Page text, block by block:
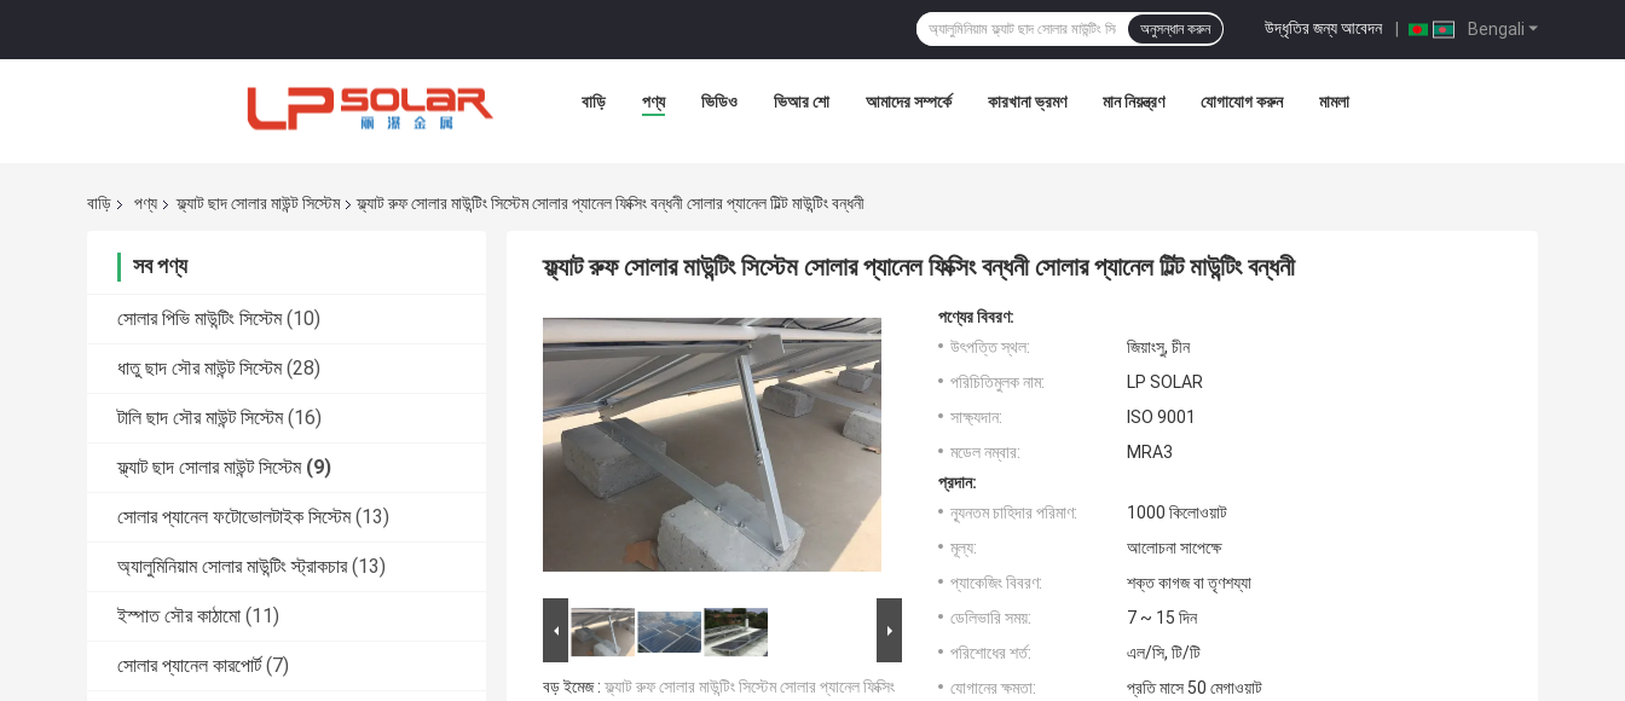
Bengali
উদ্ধৃতির জন্য আবেদন |
অনুসন্ধান করুন
বাড়ি পণ্য ভিডিও ভিআর শো আমাদের সম্পর্কে কারখানা ভ্রমণ মান নিয়ন্ত্রণ যোগাযোগ করুন মামলা
বাড়ি পণ্য ফ্ল্যাট ছাদ সোলার মাউন্ট সিস্টেম ফ্ল্যাট রুফ সোলার মাউন্টিং সিস্টেম সোলার প্যানেল ফিক্সিং বন্ধনী সোলার প্যানেল টিল্ট মাউন্টিং বন্ধনী
সব পণ্য
সোলার পিভি মাউন্টিং সিস্টেম (10)
ধাতু ছাদ সৌর মাউন্ট সিস্টেম (28)
টালি ছাদ সৌর মাউন্ট সিস্টেম (16)
ফ্ল্যাট ছাদ সোলার মাউন্ট সিস্টেম (9)
সোলার প্যানেল ফটোভোলটাইক সিস্টেম (13)
অ্যালুমিনিয়াম সোলার মাউন্টিং স্ট্রাকচার (13)
ইস্পাত সৌর কাঠামো (11)
সোলার প্যানেল কারপোর্ট (7)
ফ্ল্যাট রুফ সোলার মাউন্টিং সিস্টেম সোলার প্যানেল ফিক্সিং বন্ধনী সোলার প্যানেল টিল্ট মাউন্টিং বন্ধনী
বড় ইমেজ :ফ্ল্যাট রুফ সোলার মাউন্টিং সিস্টেম সোলার প্যানেল ফিক্সিং
পণ্যের বিবরণ:
উৎপত্তি স্থল:
জিয়াংসু, চীন
পরিচিতিমুলক নাম:
LP SOLAR
সাক্ষ্যদান:
ISO 9001
মডেল নম্বার:
MRA3
প্রদান:
ন্যূনতম চাহিদার পরিমাণ:
1000 কিলোওয়াট
মূল্য:
আলোচনা সাপেক্ষে
প্যাকেজিং বিবরণ:
শক্ত কাগজ বা তৃণশয্যা
ডেলিভারি সময়:
7 ~ 15 দিন
পরিশোধের শর্ত:
এল/সি, টি/টি
যোগানের ক্ষমতা:
প্রতি মাসে 50 মেগাওয়াট